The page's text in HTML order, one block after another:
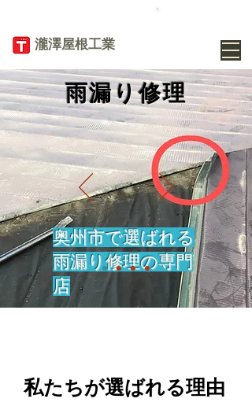
​瀧澤屋根工業
雨漏り修理
奥州市で選ばれる
雨漏り修理の専門
店
私たちが選ばれる理由